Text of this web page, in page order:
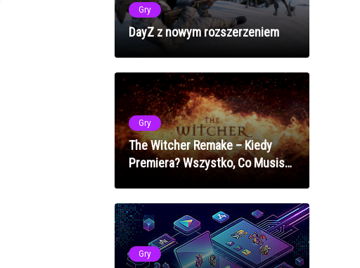
Gry
DayZ z nowym rozszerzeniem
Gry
The Witcher Remake – Kiedy
Premiera? Wszystko, Co Musisz
Gry